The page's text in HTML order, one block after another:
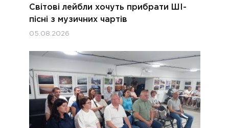
Світові лейбли хочуть прибрати ШІ-
пісні з музичних чартів
05.08.2026